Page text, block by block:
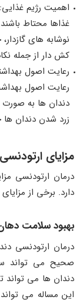
اهمیت رژیم
غذاها محتاط
نوشابه ‌های
کش ‌دار از جمله
رعایت اصول
رعایت اصول
دندان‌ ها به
زرد ‌شدن دندان ‌ها
مزایای
درمان ارتودنسی
دارد. برخی از
بهبود سلامت
درمان ارتودنسی
صحیح می تواند
دندان ها می تواند
این مساله می